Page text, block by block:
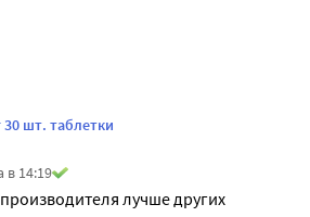
шт. таблетки
в 14:19
лучше других